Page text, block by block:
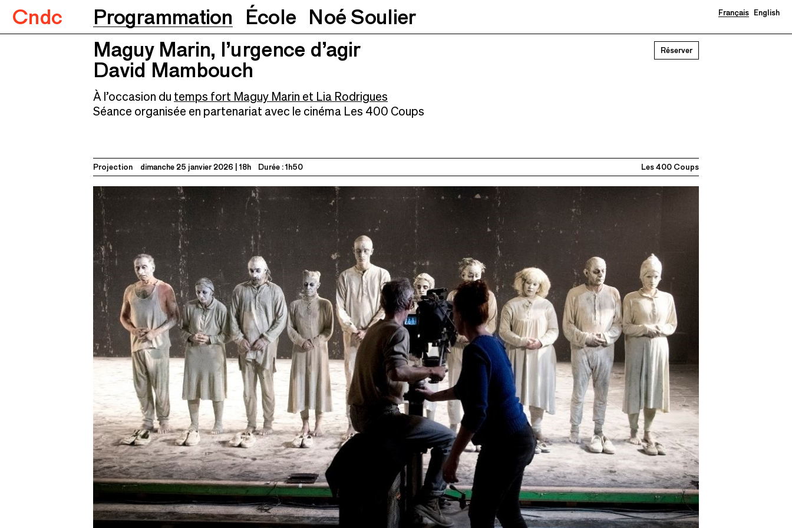
Cndc Programmation École Noé Soulier Français English
Maguy Marin, l’urgence d’agir David Mambouch 18h
Maguy Marin, l’urgence d’agir
David Mambouch
Réserver
À l’occasion du temps fort Maguy Marin et Lia Rodrigues
Séance organisée en partenariat avec le cinéma Les 400 Coups
Projection dimanche 25 janvier 2026 18h Durée : 1h50 Les 400 Coups